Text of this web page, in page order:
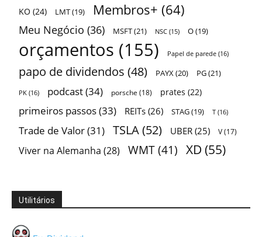
KO (24) LMT(19) Membros+ (64)
Meu Negócio (36) MSFT(21) NSC (15) O(19)
orçamentos (155) Papel de parede (16)
papo de dividendos (48) PAYX(20) PG(21)
PK (16) podcast(34) porsche (18) prates (22)
primeiros passos(33) REITs (26) STAG(19) T (16)
Trade de Valor(31) TSLA(52) UBER (25) V(17)
Viver na Alemanha (28) WMT (41) XD (55)
Utilitários